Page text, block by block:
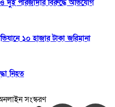
দুই পীরজাদার বিরুদ্ধে অভিযোগ
১০ হাজার টাকা জরিমানা
নিহত
সংস্করণ